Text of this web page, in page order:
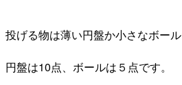
投げる物は薄い円盤か小さなボール
円盤は10点、ボールは５点です。